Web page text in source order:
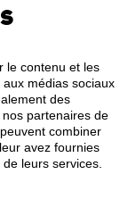
le contenu et les
médias sociaux
des
partenaires de
combiner
avez fournies
leurs services.